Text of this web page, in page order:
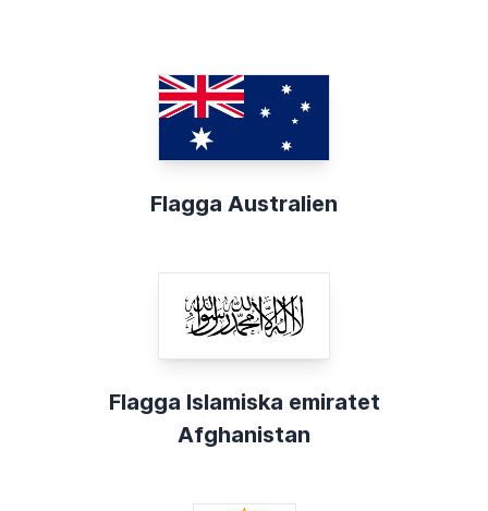
Flagga Australien
Flagga Islamiska emiratet
Afghanistan